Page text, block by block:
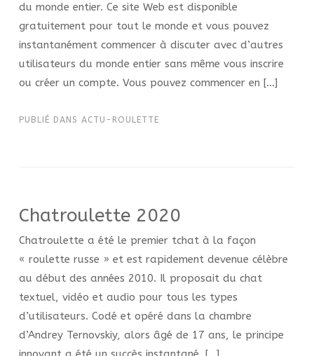
du monde entier. Ce site Web est disponible
gratuitement pour tout le monde et vous pouvez
instantanément commencer à discuter avec d’autres
utilisateurs du monde entier sans même vous inscrire
ou créer un compte. Vous pouvez commencer en […]
PUBLIÉ DANS ACTU-ROULETTE
Chatroulette 2020
Chatroulette a été le premier tchat à la façon
« roulette russe » et est rapidement devenue célèbre
au début des années 2010. Il proposait du chat
textuel, vidéo et audio pour tous les types
d’utilisateurs. Codé et opéré dans la chambre
d’Andrey Ternovskiy, alors âgé de 17 ans, le principe